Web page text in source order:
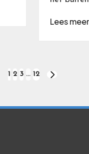
Lees meer
1 2 3 … 12